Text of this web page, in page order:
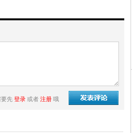
先 登录 或者 注册 哦